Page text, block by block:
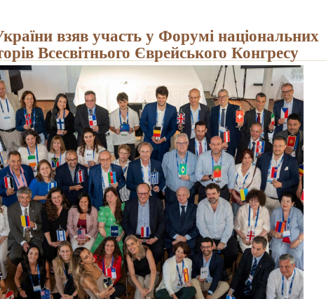
взяв участь у Форумі національних
Всесвітнього Єврейського Конгресу